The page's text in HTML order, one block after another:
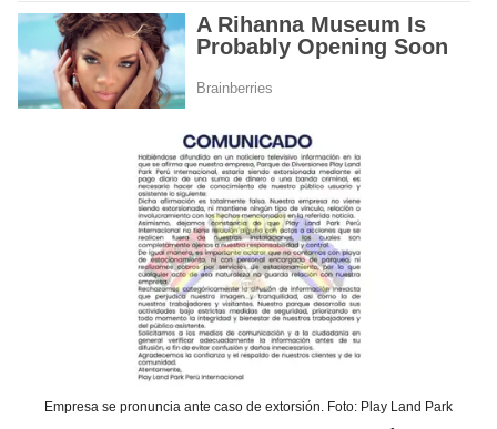
Empresa se pronuncia ante caso de extorsión. Foto: Play Land Park